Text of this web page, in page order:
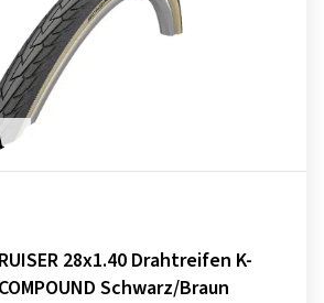
28x1.40 Drahtreifen K-
Schwarz/Braun